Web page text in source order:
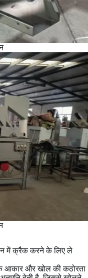
में क्रैक करने के लिए ले
के आकार और खोल की कठोरता